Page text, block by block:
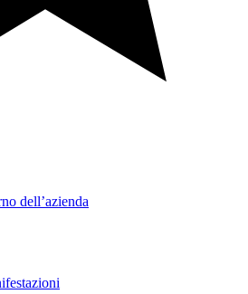
dell’azienda